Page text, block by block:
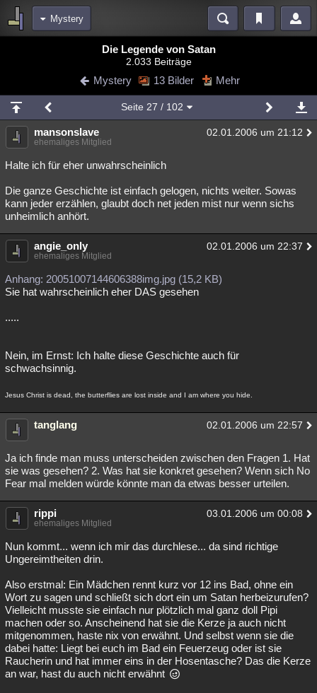
Mystery
Blogs Videos
Chat Wiki Neuigkeiten
meine Rubriken
Menschen Wissenschaft Mystery Kriminalfälle
Spiritualität Verschwörungen
Natur Umfragen Unterhaltung
weitere Rubriken
Philosophie Träume Orte Esoterik Literatur
Astronomie Helpdesk
Musik Clash Verbesserungen Allmystery
Lesenswert Schlüsselwörter
Die Legende von Satan
2.033 Beiträge
Mystery 13 Bilder Mehr
Seite 27 / 102
mansonslave 02.01.2006 um 21:12
ehemaliges Mitglied
Halte ich für eher unwahrscheinlich
Die ganze Geschichte ist einfach gelogen, nichts weiter. Sowas
kann jeder erzählen, glaubt doch net jeden mist nur wenn sichs
unheimlich anhört.
angie_only 02.01.2006 um 22:37
ehemaliges Mitglied
Anhang: 20051007144606388img.jpg (15,2 KB)
Sie hat wahrscheinlich eher DAS gesehen
.....
Nein, im Ernst: Ich halte diese Geschichte auch für
schwachsinnig.
Jesus Christ is dead, the butterflies are lost inside and I am where you hide.
tanglang 02.01.2006 um 22:57
Ja ich finde man muss unterscheiden zwischen den Fragen 1. Hat
sie was gesehen? 2. Was hat sie konkret gesehen? Wenn sich No
Fear mal melden würde könnte man da etwas besser urteilen.
rippi 03.01.2006 um 00:08
ehemaliges Mitglied
Nun kommt... wenn ich mir das durchlese... da sind richtige
Ungereimtheiten drin.
Also erstmal: Ein Mädchen rennt kurz vor 12 ins Bad, ohne ein
Wort zu sagen und schließt sich dort ein um Satan herbeizurufen?
Vielleicht musste sie einfach nur plötzlich mal ganz doll Pipi
machen oder so. Anscheinend hat sie die Kerze ja auch nicht
mitgenommen, haste nix von erwähnt. Und selbst wenn sie die
dabei hatte: Liegt bei euch im Bad ein Feuerzeug oder ist sie
Raucherin und hat immer eins in der Hosentasche? Das die Kerze
an war, hast du auch nicht erwähnt